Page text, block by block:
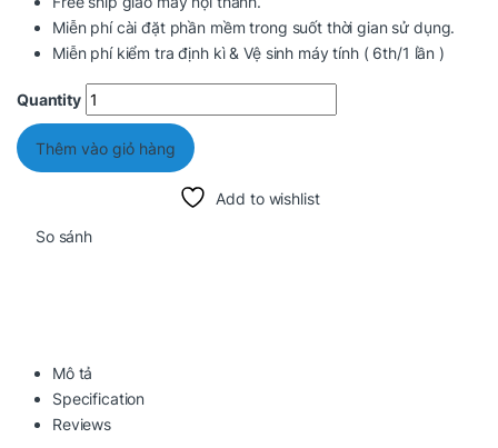
Miễn phí cài đặt phần mềm trong suốt thời gian sử dụng.
Miễn phí kiểm tra định kì & Vệ sinh máy tính ( 6th/1 lần )
Quantity
Thêm vào giỏ hàng
Add to wishlist
So sánh
Mô tả
Specification
Reviews